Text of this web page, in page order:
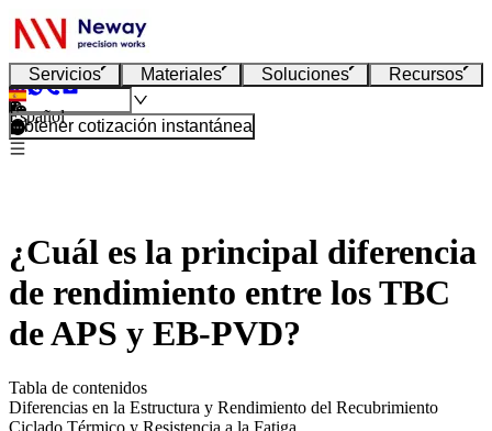
Servicios Materiales Soluciones Recursos
Español
Obtener cotización instantánea
¿Cuál es la principal diferencia
de rendimiento entre los TBC
de APS y EB-PVD?
Tabla de contenidos
Diferencias en la Estructura y Rendimiento del Recubrimiento
Ciclado Térmico y Resistencia a la Fatiga